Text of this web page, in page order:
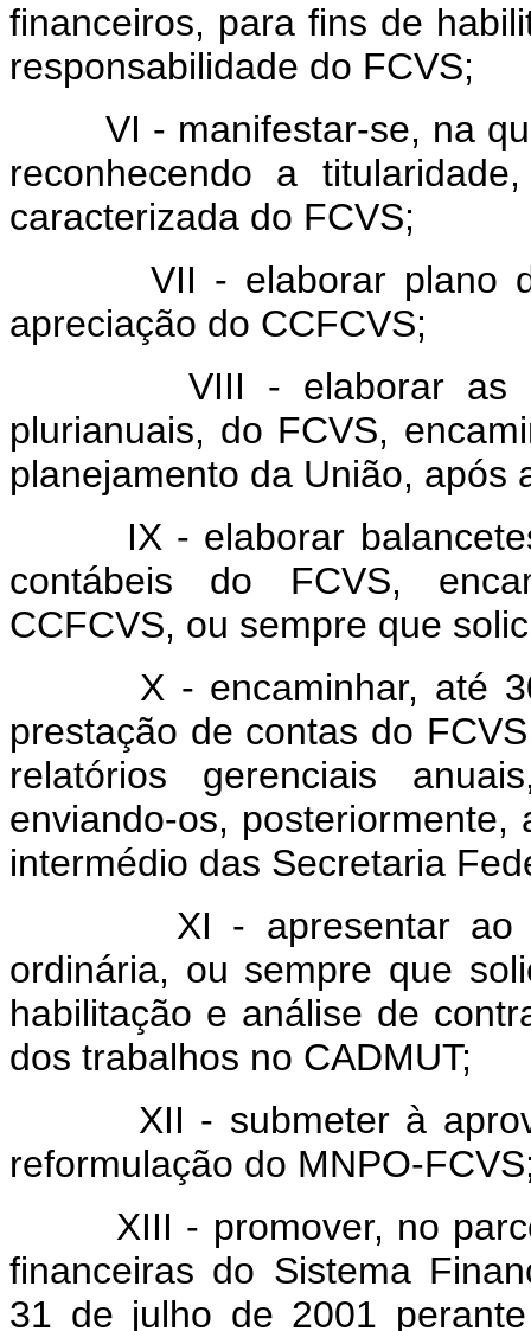
financeiros, para fins de
responsabilidade do FCVS;
VI - manifestar-se, na
reconhecendo a
caracterizada do FCVS;
VII - elaborar plano de
apreciação do CCFCVS;
VIII - elaborar as
plurianuais, do FCVS,
planejamento da União, após
IX - elaborar balancetes
contábeis do FCVS,
CCFCVS, ou sempre que
X - encaminhar, até 30
prestação de contas do
relatórios gerenciais
enviando-os,
intermédio das Secretaria
XI - apresentar ao
ordinária, ou sempre que
habilitação e análise de
dos trabalhos no CADMUT;
XII - submeter à
reformulação do MNPO-
XIII - promover, no
financeiras do Sistema
31 de julho de 2001